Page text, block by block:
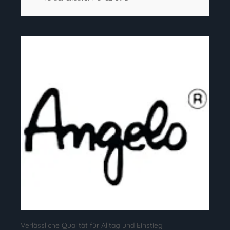
Verlässliche Qualität für Alltag und Einstieg